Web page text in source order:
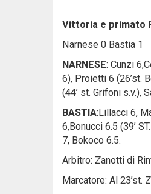
Vittoria e primato
Narnese 0 Bastia 1
NARNESE: Cunzi
6), Proietti 6 (26’st.
(44’ st. Grifoni s.v.),
BASTIA:Lillacci 6,
6,Bonucci 6.5 (39’
7, Bokoco 6.5.
Arbitro: Zanotti di
Marcatore: Al 23’st.